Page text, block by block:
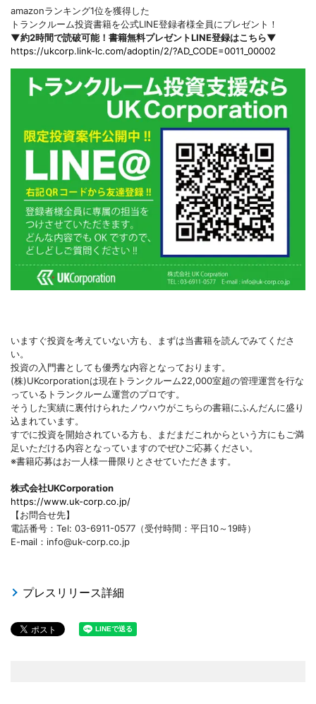
amazonランキング1位を獲得した
トランクルーム投資書籍を公式LINE登録者様全員にプレゼント！
▼約2時間で読破可能！書籍無料プレゼントLINE登録はこちら▼
https://ukcorp.link-lc.com/adoptin/2/?AD_CODE=0011_00002
いますぐ投資を考えていない方も、まずは当書籍を読んでみてくださ
い。
投資の入門書としても優秀な内容となっております。
(株)UKcorporationは現在トランクルーム22,000室超の管理運営を行な
っているトランクルーム運営のプロです。
そうした実績に裏付けられたノウハウがこちらの書籍にふんだんに盛り
込まれています。
すでに投資を開始されている方も、まだまだこれからという方にもご満
足いただける内容となっていますのでぜひご応募ください。
※書籍応募はお一人様一冊限りとさせていただきます。
株式会社UKCorporation
https://www.uk-corp.co.jp/
【お問合せ先】
電話番号：Tel: 03-6911-0577（受付時間：平日10～19時）
E-mail：info@uk-corp.co.jp
プレスリリース詳細